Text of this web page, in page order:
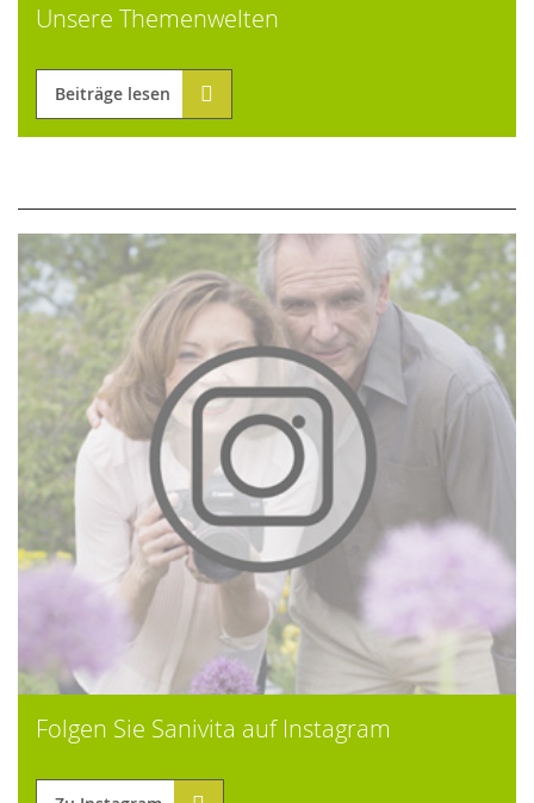
Unsere Themenwelten
Beiträge lesen
Folgen Sie Sanivita auf Instagram